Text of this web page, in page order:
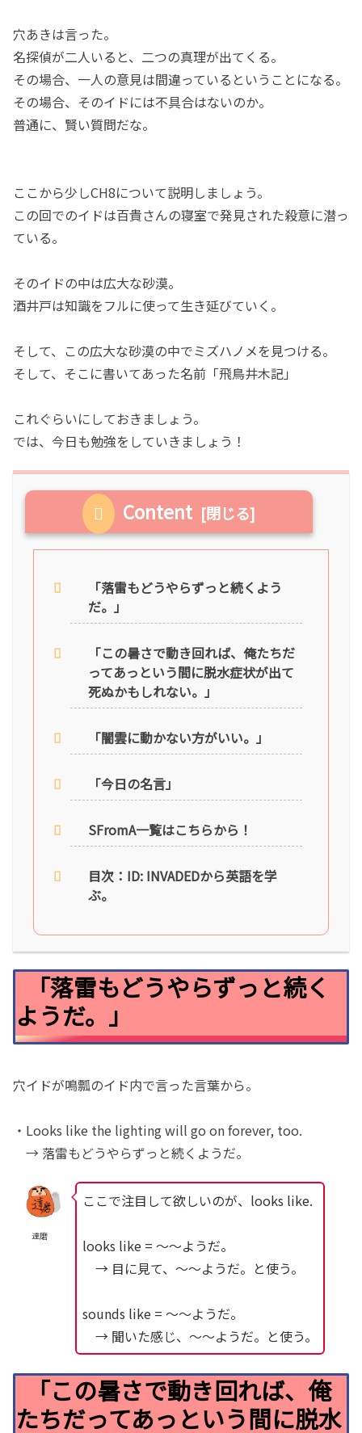
穴あきは言った。
名探偵が二人いると、二つの真理が出てくる。
その場合、一人の意見は間違っているということになる。
その場合、そのイドには不具合はないのか。
普通に、賢い質問だな。
ここから少しCH8について説明しましょう。
この回でのイドは百貴さんの寝室で発見された殺意に潜っ
ている。
そのイドの中は広大な砂漠。
酒井戸は知識をフルに使って生き延びていく。
そして、この広大な砂漠の中でミズハノメを見つける。
そして、そこに書いてあった名前「飛鳥井木記」
これぐらいにしておきましょう。
では、今日も勉強をしていきましょう！
Content
「落雷もどうやらずっと続くよう
だ。」
「この暑さで動き回れば、俺たちだ
ってあっという間に脱水症状が出て
死ぬかもしれない。」
「闇雲に動かない方がいい。」
「今日の名言」
SFromA一覧はこちらから！
目次：ID: INVADEDから英語を学
ぶ。
「落雷もどうやらずっと続く
ようだ。」
穴イドが鳴瓢のイド内で言った言葉から。
・Looks like the lighting will go on forever, too.
→ 落雷もどうやらずっと続くようだ。
達磨
ここで注目して欲しいのが、looks like.
looks like = 〜〜ようだ。
→ 目に見て、〜〜ようだ。と使う。
sounds like = 〜〜ようだ。
→ 聞いた感じ、〜〜ようだ。と使う。
「この暑さで動き回れば、俺
たちだってあっという間に脱水